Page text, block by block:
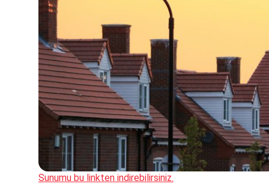
Sunumu bu linkten indirebilirsiniz.